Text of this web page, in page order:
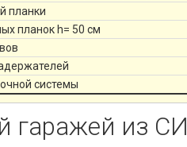
планки
планок h= 50 см
системы
гаражей из